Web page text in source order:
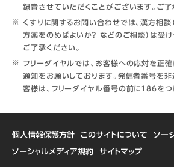
録音させていただくことがございます。ご了
くすりに関するお問い合わせでは、漢方相
方薬をのめばよいか？ などのご相談）は受け
ご了承ください。
フリーダイヤルでは、お客様への応対を正
通知をお願いしております。発信者番号を
客様は、フリーダイヤル番号の前に186をつ
個人情報保護方針 このサイトについて ソー
ソーシャルメディア規約 サイトマップ